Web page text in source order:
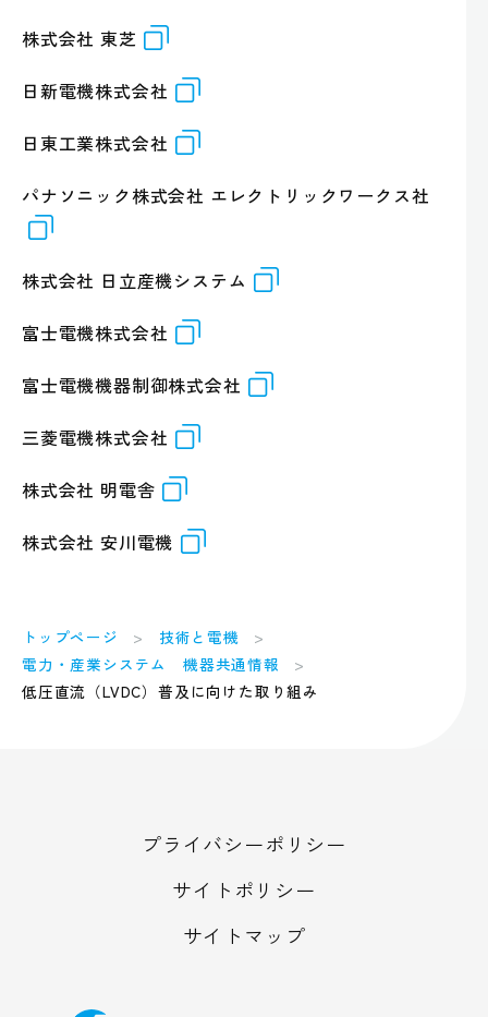
株式会社 東芝
日新電機株式会社
日東工業株式会社
パナソニック株式会社 エレクトリックワークス社
株式会社 日立産機システム
富士電機株式会社
富士電機機器制御株式会社
三菱電機株式会社
株式会社 明電舎
株式会社 安川電機
トップページ
技術と電機
電力・産業システム 機器共通情報
低圧直流（LVDC）普及に向けた取り組み
プライバシーポリシー
サイトポリシー
サイトマップ